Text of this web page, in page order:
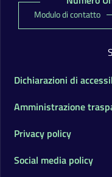
Modulo di contatto
Dichiarazioni di
Amministrazione
Privacy policy
Social media policy